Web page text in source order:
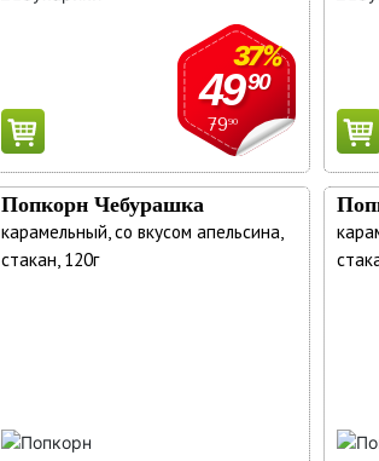
Сохранить
7990
37%
4990
Попкорн Чебурашка
карамельный, со вкусом апельсина,
стакан, 120г